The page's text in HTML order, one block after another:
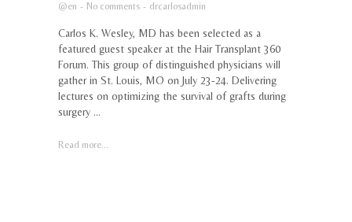
@en - No comments - drcarlosadmin
Carlos K. Wesley, MD has been selected as a
featured guest speaker at the Hair Transplant 360
Forum. This group of distinguished physicians will
gather in St. Louis, MO on July 23-24. Delivering
lectures on optimizing the survival of grafts during
surgery ...
Read more...